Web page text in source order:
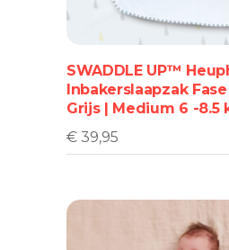
SWADDLE UP™
Inbakerslaapzak Fase
Grijs | Medium 6 -8.5
€ 39,95